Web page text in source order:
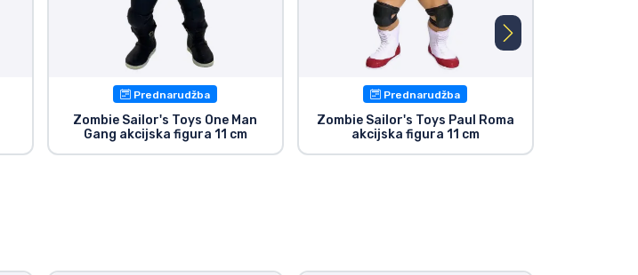
Prednarudžba
Zombie Sailor's Toys One Man
Gang akcijska figura 11 cm
Prednarudžba
Zombie Sailor's Toys Paul Roma
akcijska figura 11 cm